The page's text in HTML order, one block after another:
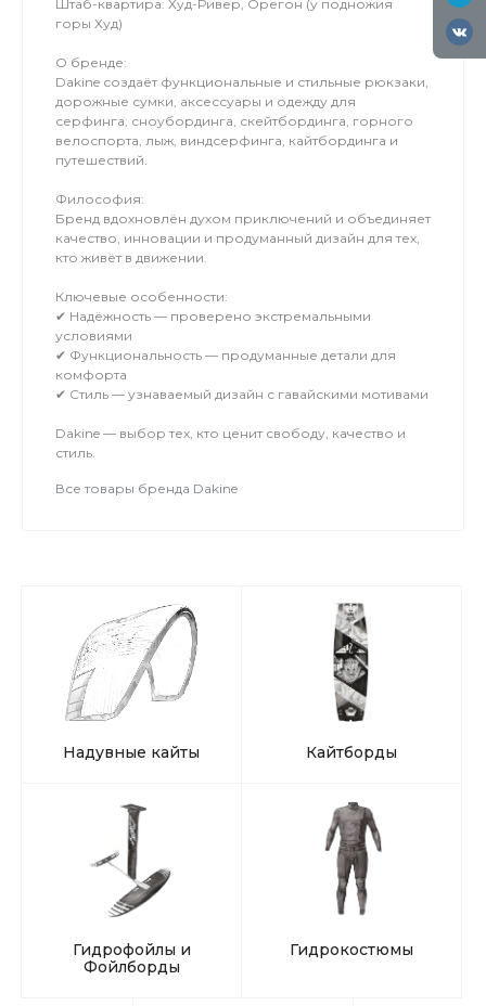
Штаб-квартира: Худ-Ривер, Орегон (у подножия
горы Худ)
О бренде:
Dakine создаёт функциональные и стильные рюкзаки,
дорожные сумки, аксессуары и одежду для
серфинга, сноубординга, скейтбординга, горного
велоспорта, лыж, виндсерфинга, кайтбординга и
путешествий.
Философия:
Бренд вдохновлён духом приключений и объединяет
качество, инновации и продуманный дизайн для тех,
кто живёт в движении.
Ключевые особенности:
✔ Надёжность — проверено экстремальными
условиями
✔ Функциональность — продуманные детали для
комфорта
✔ Стиль — узнаваемый дизайн с гавайскими мотивами
Dakine — выбор тех, кто ценит свободу, качество и
стиль.
Все товары бренда Dakine
Надувные кайты Кайтборды
Гидрофойлы и
Фойлборды
Гидрокостюмы